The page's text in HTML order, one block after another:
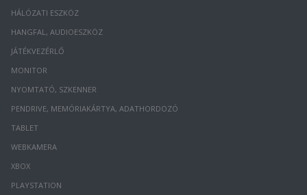
HÁLÓZATI ESZKÖZ
HANGFAL, AUDIOESZKÖZ
JÁTÉKVEZÉRLŐ
MONITOR
NYOMTATÓ, SZKENNER
PENDRIVE, MEMÓRIAKÁRTYA, ADATHORDOZÓ
TABLET
WEBKAMERA
XBOX
PLAYSTATION